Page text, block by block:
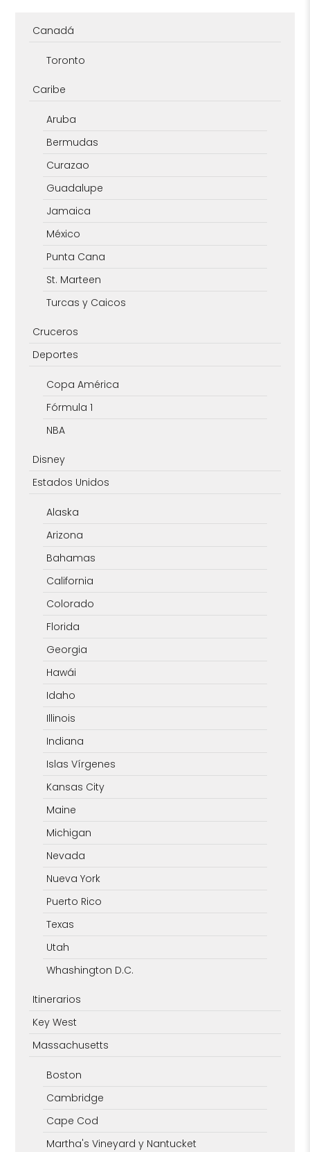
Canadá
Toronto
Caribe
Aruba
Bermudas
Curazao
Guadalupe
Jamaica
México
Punta Cana
St. Marteen
Turcas y Caicos
Cruceros
Deportes
Copa América
Fórmula 1
NBA
Disney
Estados Unidos
Alaska
Arizona
Bahamas
California
Colorado
Florida
Georgia
Hawái
Idaho
Illinois
Indiana
Islas Vírgenes
Kansas City
Maine
Michigan
Nevada
Nueva York
Puerto Rico
Texas
Utah
Whashington D.C.
Itinerarios
Key West
Massachusetts
Boston
Cambridge
Cape Cod
Martha's Vineyard y Nantucket